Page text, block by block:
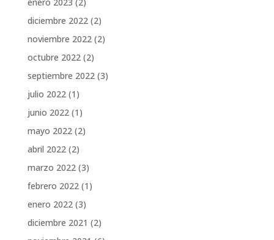
enero 2023 (2)
diciembre 2022(2)
noviembre 2022(2)
octubre 2022(2)
septiembre 2022(3)
julio 2022(1)
junio 2022(1)
mayo 2022(2)
abril 2022(2)
marzo 2022(3)
febrero 2022(1)
enero 2022(3)
diciembre 2021 (2)